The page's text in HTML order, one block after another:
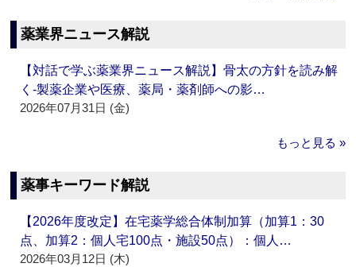
薬業界ニュース解説
【対話で学ぶ薬業界ニュース解説】骨太の方針を読み解
く‐製薬企業や医療、薬局・薬剤師への影…
2026年07月31日 (金)
もっと見る »
薬事キーワード解説
【2026年度改定】在宅薬学総合体制加算（加算1：30
点、加算2：個人宅100点・施設50点）：個人…
2026年03月12日 (木)